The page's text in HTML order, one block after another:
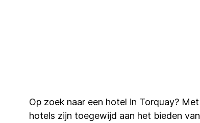
Op zoek naar een hotel in Torquay?
hotels zijn toegewijd aan het bieden